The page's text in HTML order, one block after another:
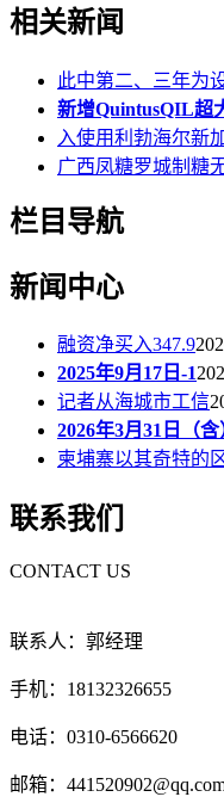
相关新闻
此中第二、三年为
新增QuintusQIL超
入使用利勃海尔新
广西凤糖罗城制糖
栏目导航
新闻中心
融资净买入347.9
2025年9月17日-1
记者从海城市工信
2026年3月31日（
柬埔寨以其奇特的
联系我们
CONTACT US
联系人：郭经理
手机：18132326655
电话：0310-6566620
邮箱：